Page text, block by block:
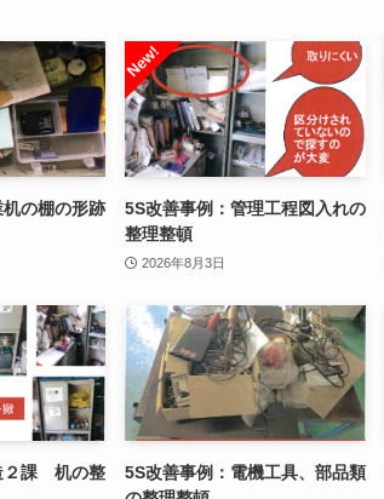
の棚の形跡
5S改善事例：管理工程図入れの
整理整頓
2026年8月3日
２課 机の整
5S改善事例：電機工具、部品類